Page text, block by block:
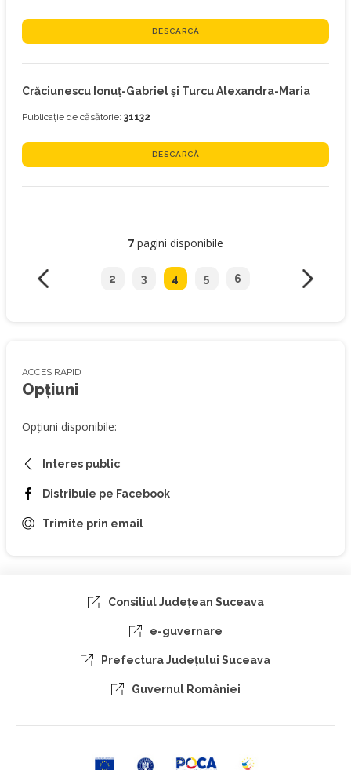
DESCARCĂ
Crăciunescu Ionuț-Gabriel și Turcu Alexandra-Maria
Publicație de căsătorie: 31132
DESCARCĂ
7 pagini disponibile
2 3 4 5 6
ACCES RAPID
Opțiuni
Opțiuni disponibile:
Interes public
Distribuie pe Facebook
Trimite prin email
Consiliul Judeţean Suceava
e-guvernare
Prefectura Judeţului Suceava
Guvernul României